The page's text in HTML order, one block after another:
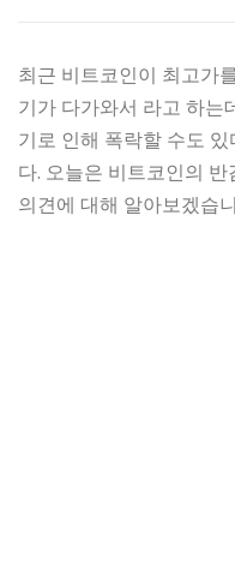
최근 비트코인이 최고가
기가 다가와서 라고 하는
기로 인해 폭락할 수도
다. 오늘은 비트코인의
의견에 대해 알아보겠습